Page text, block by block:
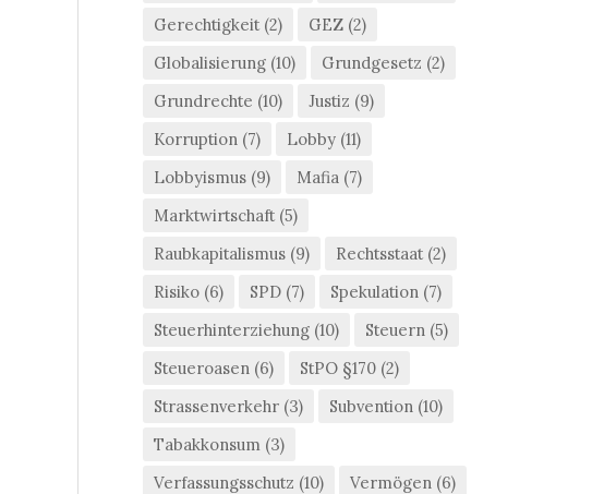
Gerechtigkeit (2) GEZ (2)
Globalisierung (10) Grundgesetz (2)
Grundrechte (10) Justiz (9)
Korruption (7) Lobby (11)
Lobbyismus (9) Mafia (7)
Marktwirtschaft (5)
Raubkapitalismus (9) Rechtsstaat (2)
Risiko (6) SPD (7) Spekulation (7)
Steuerhinterziehung (10) Steuern (5)
Steueroasen (6) StPO §170 (2)
Strassenverkehr (3) Subvention (10)
Tabakkonsum (3)
Verfassungsschutz (10) Vermögen (6)